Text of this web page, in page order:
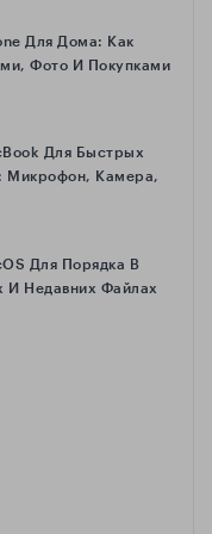
Для Дома: Как
Фото И Покупками
Для Быстрых
Микрофон, Камера,
Для Порядка В
И Недавних Файлах